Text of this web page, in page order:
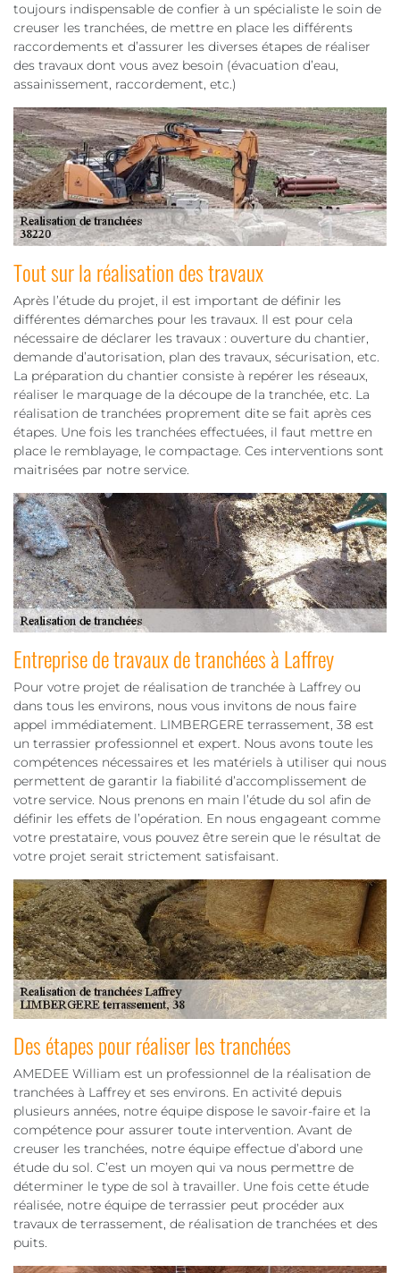
toujours indispensable de confier à un spécialiste le soin de
creuser les tranchées, de mettre en place les différents
raccordements et d’assurer les diverses étapes de réaliser
des travaux dont vous avez besoin (évacuation d’eau,
assainissement, raccordement, etc.)
Tout sur la réalisation des travaux
Après l’étude du projet, il est important de définir les
différentes démarches pour les travaux. Il est pour cela
nécessaire de déclarer les travaux : ouverture du chantier,
demande d’autorisation, plan des travaux, sécurisation, etc.
La préparation du chantier consiste à repérer les réseaux,
réaliser le marquage de la découpe de la tranchée, etc. La
réalisation de tranchées proprement dite se fait après ces
étapes. Une fois les tranchées effectuées, il faut mettre en
place le remblayage, le compactage. Ces interventions sont
maitrisées par notre service.
Entreprise de travaux de tranchées à Laffrey
Pour votre projet de réalisation de tranchée à Laffrey ou
dans tous les environs, nous vous invitons de nous faire
appel immédiatement. LIMBERGERE terrassement, 38 est
un terrassier professionnel et expert. Nous avons toute les
compétences nécessaires et les matériels à utiliser qui nous
permettent de garantir la fiabilité d’accomplissement de
votre service. Nous prenons en main l’étude du sol afin de
définir les effets de l’opération. En nous engageant comme
votre prestataire, vous pouvez être serein que le résultat de
votre projet serait strictement satisfaisant.
Des étapes pour réaliser les tranchées
AMEDEE William est un professionnel de la réalisation de
tranchées à Laffrey et ses environs. En activité depuis
plusieurs années, notre équipe dispose le savoir-faire et la
compétence pour assurer toute intervention. Avant de
creuser les tranchées, notre équipe effectue d’abord une
étude du sol. C’est un moyen qui va nous permettre de
déterminer le type de sol à travailler. Une fois cette étude
réalisée, notre équipe de terrassier peut procéder aux
travaux de terrassement, de réalisation de tranchées et des
puits.